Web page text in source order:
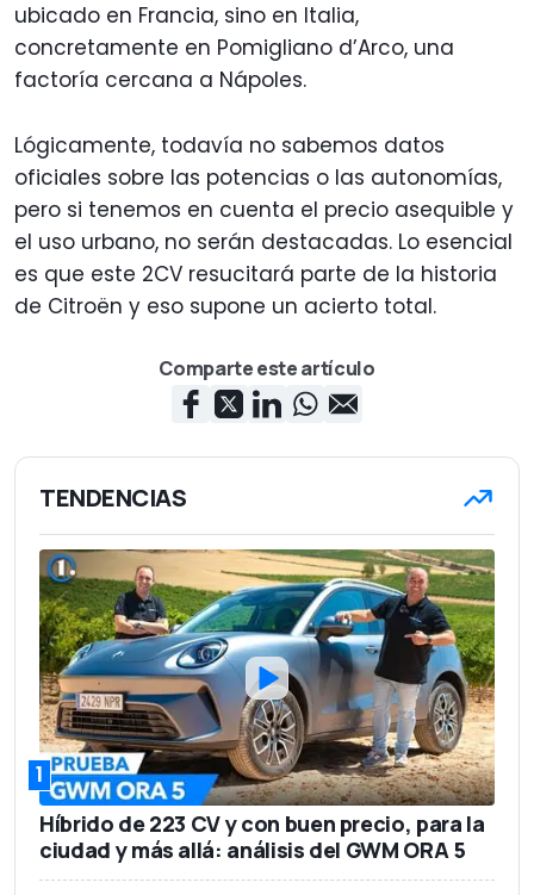
ubicado en Francia, sino en Italia,
concretamente en Pomigliano d’Arco, una
factoría cercana a Nápoles.
Lógicamente, todavía no sabemos datos
oficiales sobre las potencias o las autonomías,
pero si tenemos en cuenta el precio asequible y
el uso urbano, no serán destacadas. Lo esencial
es que este 2CV resucitará parte de la historia
de Citroën y eso supone un acierto total.
Comparte este artículo
TENDENCIAS
1
Híbrido de 223 CV y con buen precio, para la
ciudad y más allá: análisis del GWM ORA 5